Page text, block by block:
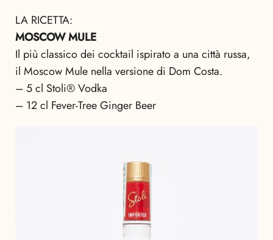
LA RICETTA:
MOSCOW MULE
Il più classico dei cocktail ispirato a una città russa,
il Moscow Mule nella versione di Dom Costa.
– 5 cl Stoli® Vodka
– 12 cl Fever-Tree Ginger Beer